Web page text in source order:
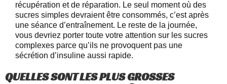
récupération et de réparation. Le seul moment où des
sucres simples devraient être consommés, c’est après
une séance d’entraînement. Le reste de la journée,
vous devriez porter toute votre attention sur les sucres
complexes parce qu’ils ne provoquent pas une
sécrétion d’insuline aussi rapide.
QUELLES SONT LES PLUS GROSSES